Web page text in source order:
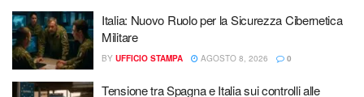
Italia: Nuovo Ruolo per la Sicurezza Cibernetica
Militare
BY UFFICIO STAMPA AGOSTO 8, 2026 0
Tensione tra Spagna e Italia sui controlli alle